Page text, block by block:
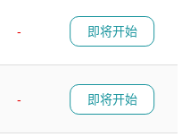
-
即将开始
-
即将开始